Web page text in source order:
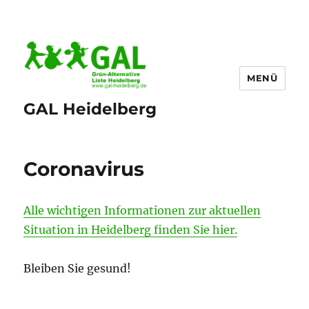
GAL Heidelberg
MENÜ
Coronavirus
Alle wichtigen Informationen zur aktuellen
Situation in Heidelberg finden Sie hier.
Bleiben Sie gesund!